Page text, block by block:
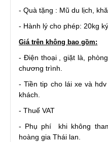
- Quà tặng : Mũ du lịch,
- Hành lý cho phép: 20kg
Giá trên không bao gồm:
- Điện thoại , giặt là,
chương trình.
- Tiền tip cho lái xe và
khách.
- Thuế VAT
- Phụ phí khi không
hoàng gia Thái lan.